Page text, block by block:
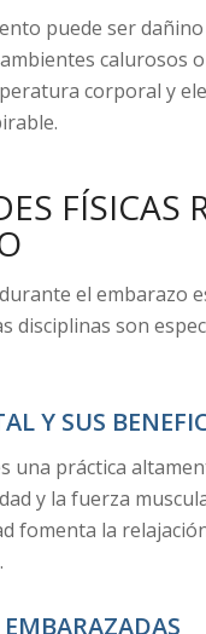
puede ser
calurosos
corporal y
FÍSICAS
el embarazo
disciplinas son
Y SUS
una práctica
y la fuerza
fomenta la